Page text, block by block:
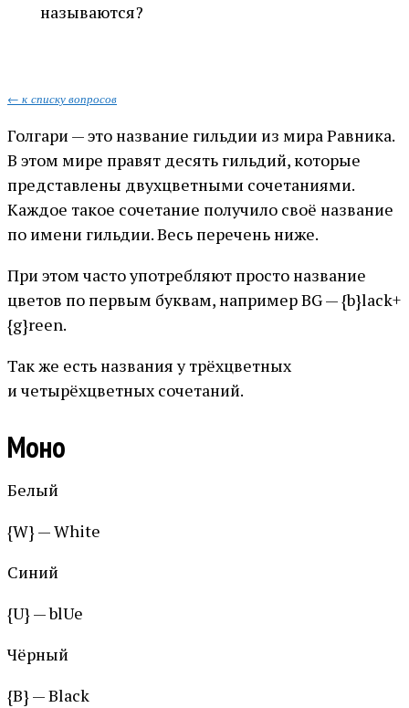
называются?
← к списку вопросов
Голгари — это название гильдии из мира Равника.
В этом мире правят десять гильдий, которые
представлены двухцветными сочетаниями.
Каждое такое сочетание получило своё название
по имени гильдии. Весь перечень ниже.
При этом часто употребляют просто название
цветов по первым буквам, например BG — {b}lack+
{g}reen.
Так же есть названия у трёхцветных
и четырёхцветных сочетаний.
Моно
Белый
{W} — White
Синий
{U} — blUe
Чёрный
{B} — Black